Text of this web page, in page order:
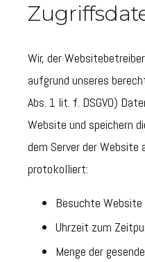
Wir, der
aufgrund unseres
Abs. 1 lit. f. DSGVO)
Website und speichern
dem Server der Website
protokolliert:
Besuchte Website
Uhrzeit zum
Menge der